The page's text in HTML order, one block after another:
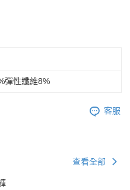
彈性纖維8%
客服
查看全部